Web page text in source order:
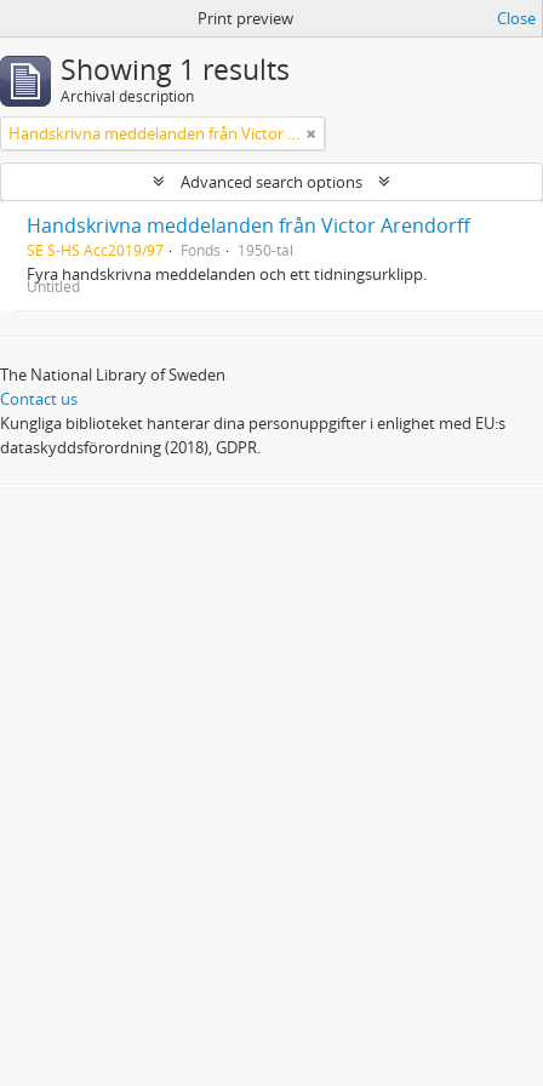
Print preview Close
Showing 1 results
Archival description
Handskrivna meddelanden från Victor Arendorff
Advanced search options
Handskrivna meddelanden från Victor Arendorff
SE S-HS Acc2019/97 Fonds 1950-tal
Fyra handskrivna meddelanden och ett tidningsurklipp.
Untitled
The National Library of Sweden
Contact us
Kungliga biblioteket hanterar dina personuppgifter i enlighet med EU:s
dataskyddsförordning (2018), GDPR.